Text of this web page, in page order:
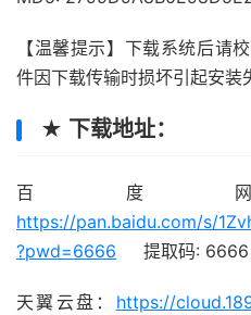
【温馨提示】下载系统后请
件因下载传输时损坏引起安装
★ 下载地址：
百度
https://pan.baidu.com/s/
?pwd=6666 提取码: 6666
天翼云盘： https://